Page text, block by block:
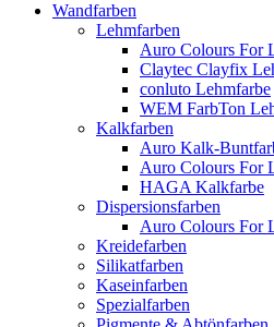
Wandfarben
Lehmfarben
Auro Colours For
Claytec Clayfix
conluto Lehmfarbe
WEM FarbTon
Kalkfarben
Auro Kalk-
Auro Colours For
HAGA Kalkfarbe
Dispersionsfarben
Auro Colours For
Kreidefarben
Silikatfarben
Kaseinfarben
Spezialfarben